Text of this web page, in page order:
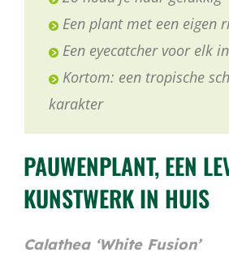
PAUWENPLANT, EEN
KUNSTWERK IN HUIS
Calathea ‘White Fusion’
Een plant met een eigen
Een eyecatcher voor elk
Kortom: een tropische
karakter